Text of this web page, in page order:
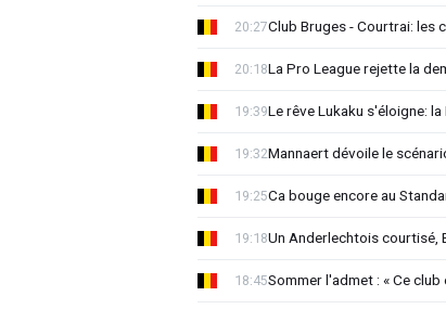
Club Bruges - Courtrai: les
20:27
La Pro League rejette la
20:18
Le rêve Lukaku s'éloigne:
19:39
Mannaert dévoile le
19:32
Ca bouge encore au
19:25
Un Anderlechtois courtisé,
19:18
Sommer l'admet : « Ce
18:45